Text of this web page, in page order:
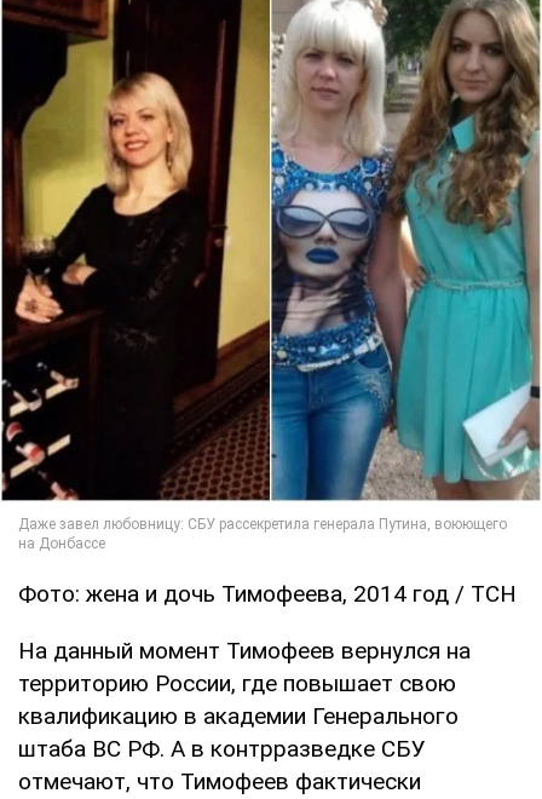
Фото: жена и дочь Тимофеева, 2014 год / ТСН
На данный момент Тимофеев вернулся на
территорию России, где повышает свою
квалификацию в академии Генерального
штаба ВС РФ. А в контрразведке СБУ
отмечают, что Тимофеев фактически